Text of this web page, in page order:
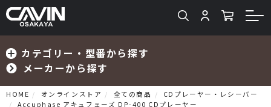
カテゴリー・型番から探す
メーカーから探す
HOME オンラインストア 全ての商品
CDプレーヤー・レシーバー
Accuphase アキュフェーズ DP-400 CDプレーヤー